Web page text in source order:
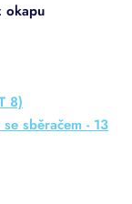
okapu
8)
sběračem - 13